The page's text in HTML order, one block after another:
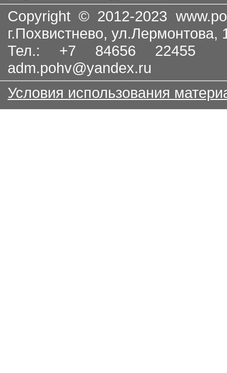
Copyright © 2012-2023
г.Похвистнево, ул.Лермонтова,
Тел.: +7 84656
adm.pohv@yandex.ru
Условия использования